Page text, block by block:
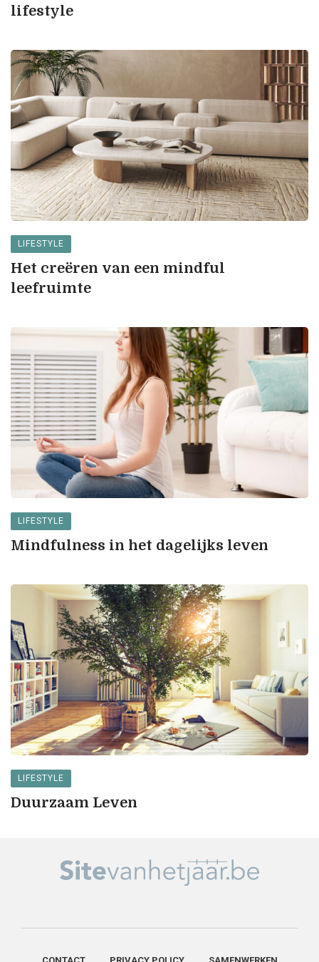
lifestyle
LIFESTYLE
Het creëren van een mindful
leefruimte
LIFESTYLE
Mindfulness in het dagelijks leven
LIFESTYLE
Duurzaam Leven